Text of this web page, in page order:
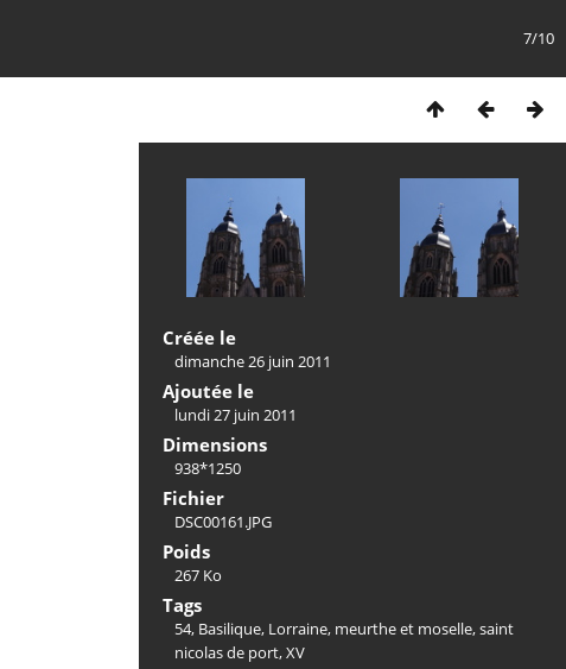
7/10
Créée le
dimanche 26 juin 2011
Ajoutée le
lundi 27 juin 2011
Dimensions
938*1250
Fichier
DSC00161.JPG
Poids
267 Ko
Tags
54, Basilique, Lorraine, meurthe et moselle,saint
nicolas de port,XV